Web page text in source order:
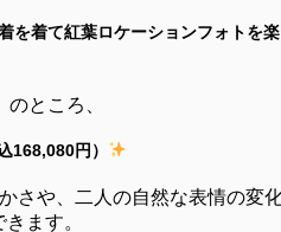
を着て紅葉ロケーションフォトを
のところ、
168,080円）
さや、二人の自然な表情の変
ます。